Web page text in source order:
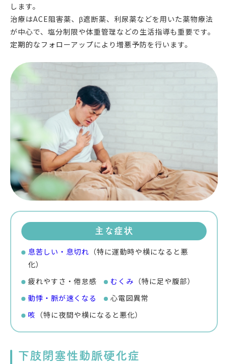
します。
治療はACE阻害薬、β遮断薬、利尿薬などを用いた薬物療法
が中心で、塩分制限や体重管理などの生活指導も重要です。
定期的なフォローアップにより増悪予防を行います。
主な症状
息苦しい・息切れ （特に運動時や横になると悪
化）
疲れやすさ・倦怠感
むくみ （特に足や腹部）
動悸・脈が速くなる
心電図異常
咳 （特に夜間や横になると悪化）
下肢閉塞性動脈硬化症